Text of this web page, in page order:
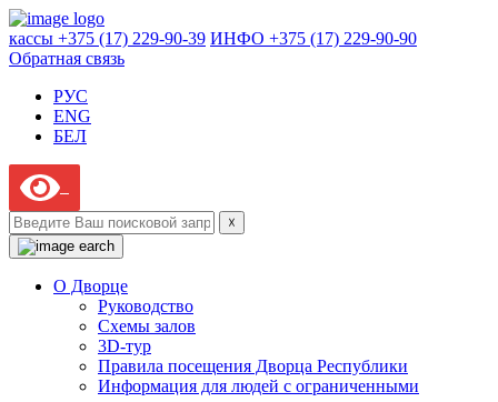
кассы +375 (17) 229-90-39 ИНФО +375 (17) 229-90-90
Обратная связь
РУС
ENG
БЕЛ
☓
О Дворце
Руководство
Схемы залов
3D-тур
Правила посещения Дворца Республики
Информация для людей с ограниченными